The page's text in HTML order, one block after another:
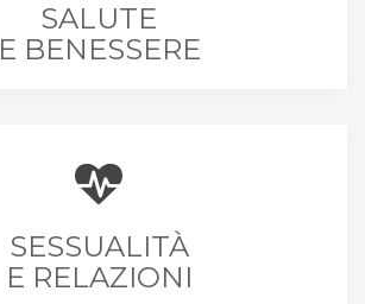
SALUTE
E BENESSERE
SESSUALITÀ
E RELAZIONI